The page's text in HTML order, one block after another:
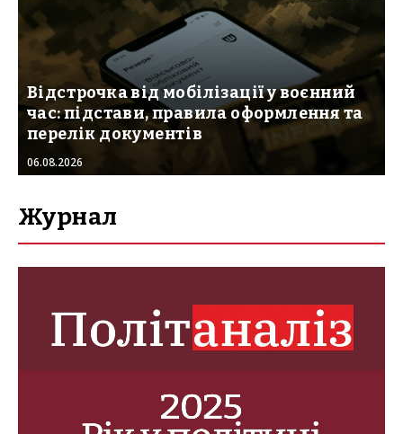
Відстрочка від мобілізації у воєнний
час: підстави, правила оформлення та
перелік документів
06.08.2026
Журнал